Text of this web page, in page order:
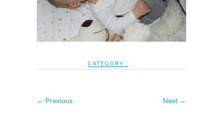
CATEGORY :
← Previous Next →